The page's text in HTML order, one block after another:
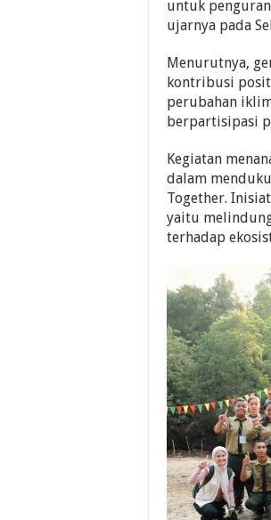
untuk
ujarnya pada
Menurutnya,
kontribusi
perubahan
berpartisipasi
Kegiatan
dalam
Together.
yaitu
terhadap